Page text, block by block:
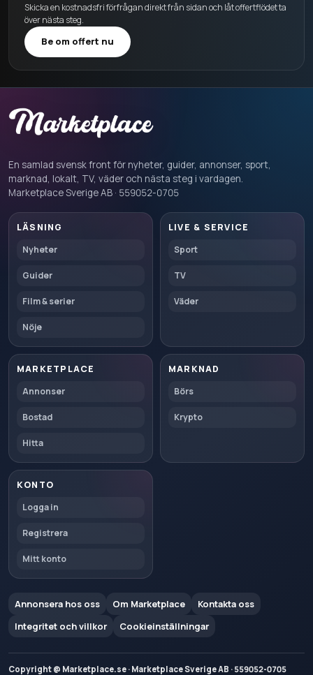
Skicka en kostnadsfri förfrågan direkt från sidan och låt offertflödet ta
över nästa steg.
Be om offert nu
En samlad svensk front för nyheter, guider, annonser, sport,
marknad, lokalt, TV, väder och nästa steg i vardagen.
Marketplace Sverige AB · 559052-0705
LÄSNING
Nyheter
Guider
Film & serier
Nöje
LIVE & SERVICE
Sport
TV
Väder
MARKETPLACE
Annonser
Bostad
Hitta
MARKNAD
Börs
Krypto
KONTO
Logga in
Registrera
Mitt konto
Annonsera hos oss Om Marketplace
Kontakta oss
Integritet och villkor
Cookieinställningar
Copyright @ Marketplace.se · Marketplace Sverige AB · 559052-0705